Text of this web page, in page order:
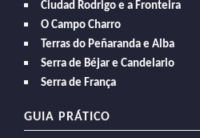
Ciudad Rodrigo e a Fronteira
O Campo Charro
Terras do Peñaranda e Alba
Serra de Béjar e Candelario
Serra de França
GUIA PRÁTICO